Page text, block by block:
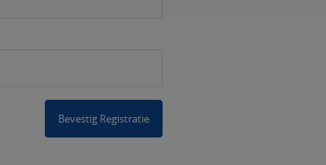
Bevestig Registratie